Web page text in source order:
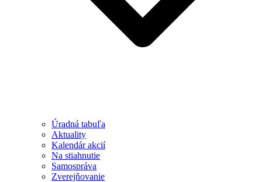
Úradná tabuľa
Aktuality
Kalendár akcií
Na stiahnutie
Samospráva
Zverejňovanie